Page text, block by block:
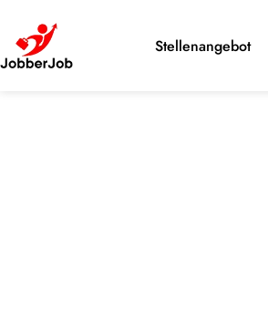
Stellenangebot